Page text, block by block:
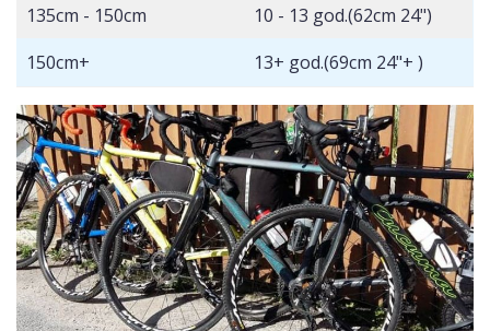
135cm - 150cm
10 - 13 god.(62cm 24")
150cm+
13+ god.(69cm 24"+ )